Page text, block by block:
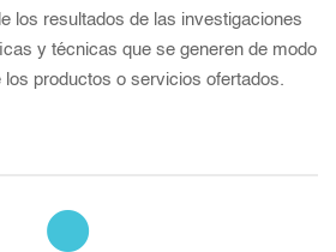
los resultados de las investigaciones
y técnicas que se generen de modo
productos o servicios ofertados.